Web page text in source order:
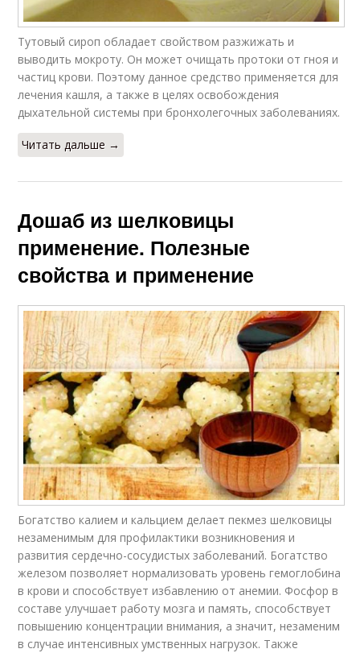
Тутовый сироп обладает свойством разжижать и
выводить мокроту. Он может очищать протоки от гноя и
частиц крови. Поэтому данное средство применяется для
лечения кашля, а также в целях освобождения
дыхательной системы при бронхолегочных заболеваниях.
Читать дальше →
Дошаб из шелковицы
применение. Полезные
свойства и применение
Богатство калием и кальцием делает пекмез шелковицы
незаменимым для профилактики возникновения и
развития сердечно-сосудистых заболеваний. Богатство
железом позволяет нормализовать уровень гемоглобина
в крови и способствует избавлению от анемии. Фосфор в
составе улучшает работу мозга и память, способствует
повышению концентрации внимания, а значит, незаменим
в случае интенсивных умственных нагрузок. Также